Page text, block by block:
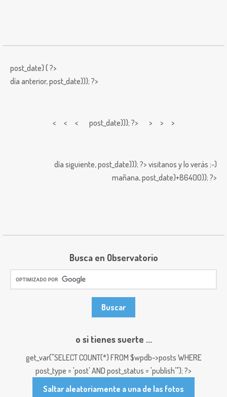
post_date) { ?>
día anterior,post_date))); ?>
< < < post_date))); ?> > > >
día siguiente,post_date))); ?> visitanos y lo verás ;-)
mañana,post_date)+86400)); ?>
Busca en Observatorio
o si tienes suerte ...
get_var("SELECT COUNT(*) FROM $wpdb->posts WHERE
post_type = 'post' AND post_status = 'publish'"); ?>
Saltar aleatoriamente a una de las fotos